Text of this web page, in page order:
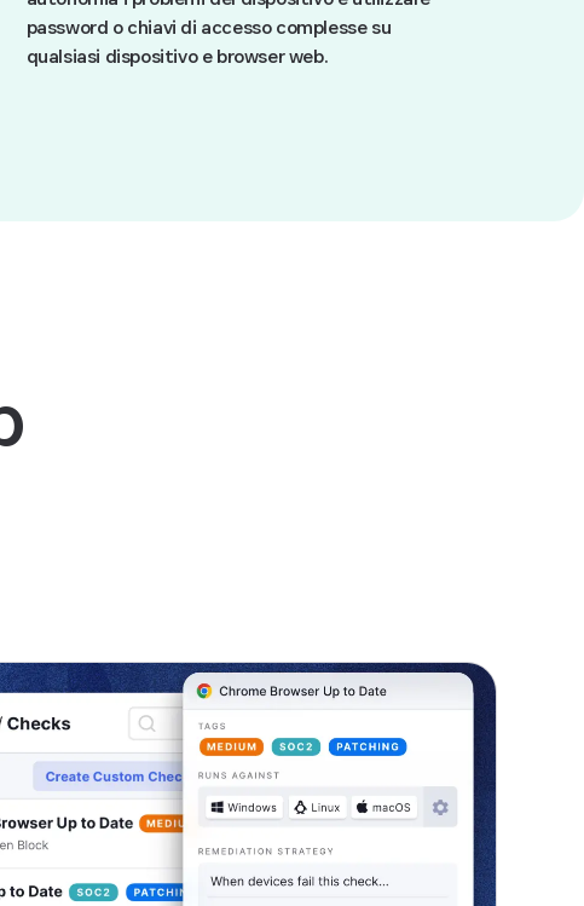
password o chiavi di accesso complesse su
qualsiasi dispositivo e browser web.